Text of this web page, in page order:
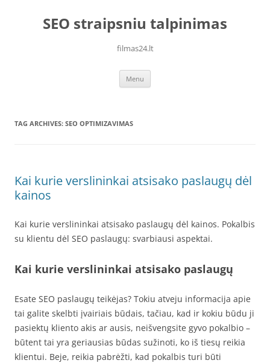
contentSEO straipsniu talpinimas
filmas24.lt
Menu
TAG ARCHIVES: SEO OPTIMIZAVIMAS
Kai kurie verslininkai atsisako paslaugų dėl
kainos
Kai kurie verslininkai atsisako paslaugų dėl kainos. Pokalbis
su klientu dėl SEO paslaugų: svarbiausi aspektai.
Kai kurie verslininkai atsisako paslaugų
Esate SEO paslaugų teikėjas? Tokiu atveju informacija apie
tai galite skelbti įvairiais būdais, tačiau, kad ir kokiu būdu ji
pasiektų kliento akis ar ausis, neišvengsite gyvo pokalbio –
būtent tai yra geriausias būdas sužinoti, ko iš tiesų reikia
klientui. Beje, reikia pabrėžti, kad pokalbis turi būti